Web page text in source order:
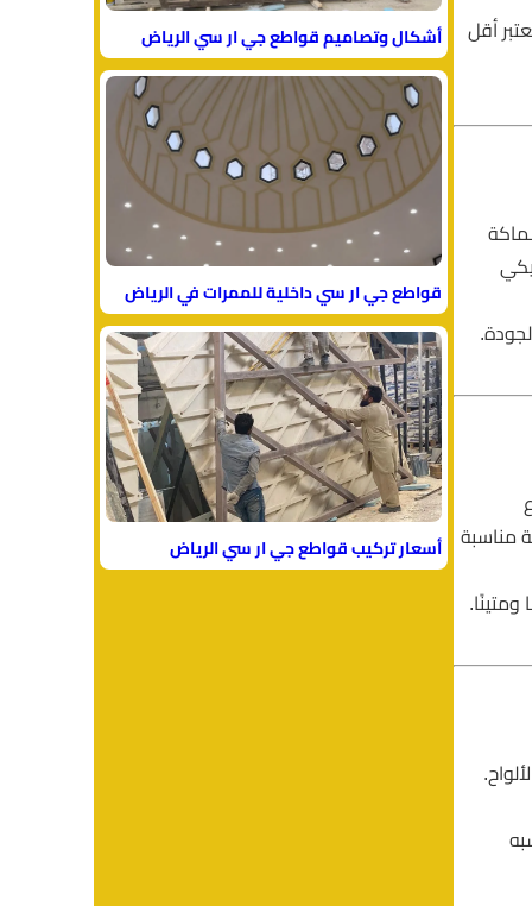
أقل
مناسبة
أشكال وتصاميم قواطع جي ار سي الرياض
قواطع جي ار سي داخلية للممرات في الرياض
أسعار تركيب قواطع جي ار سي الرياض